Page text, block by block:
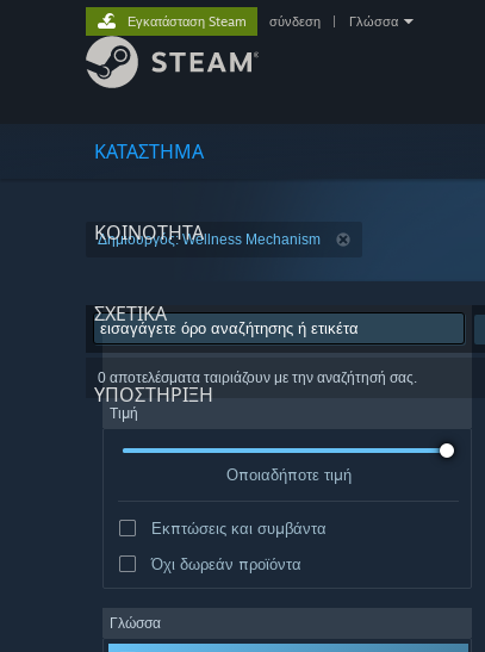
ΚΑΤΑΣΤΗΜΑ
ΚΟΙΝΟΤΗΤΑ
ΣΧΕΤΙΚΆ
ΥΠΟΣΤΗΡΙΞΗ
Εγκατάσταση Steam σύνδεση Γλώσσα
Δημιουργός: Wellness Mechanism
0 αποτελέσματα ταιριάζουν με την αναζήτησή σας.
Τιμή
Οποιαδήποτε τιμή
Εκπτώσεις και συμβάντα
Όχι δωρεάν προϊόντα
Γλώσσα